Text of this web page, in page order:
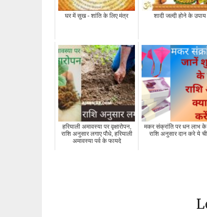
घर में सुख - शांति के लिए मंत्र शादी जल्दी होने के उपाय
हरियाली अमावस्या पर वृक्षारोपन,
राशि अनुसार लगाए पौधे, हरियाली
अमावस्या पर्व के फायदे
मकर संक्रांति पर धन लाभ के
राशि अनुसार दान करे ये